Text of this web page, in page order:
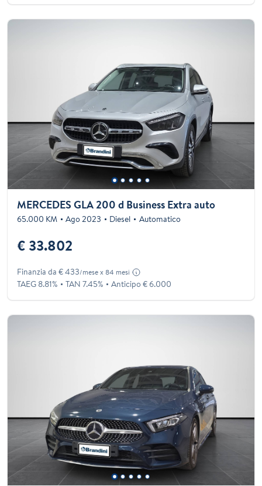
MERCEDES GLA 200 d Business Extra auto
65.000 KM Ago 2023 Diesel Automatico
€ 33.802
Finanzia da € 433/mese x 84 mesi
TAEG 8.81% TAN 7.45% Anticipo € 6.000